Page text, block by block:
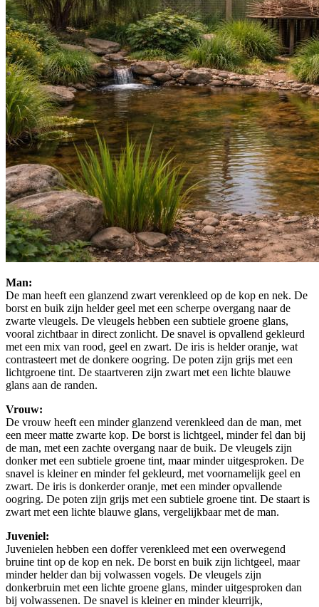
Man:
De man heeft een glanzend zwart verenkleed op de kop en nek. De
borst en buik zijn helder geel met een scherpe overgang naar de
zwarte vleugels. De vleugels hebben een subtiele groene glans,
vooral zichtbaar in direct zonlicht. De snavel is opvallend gekleurd
met een mix van rood, geel en zwart. De iris is helder oranje, wat
contrasteert met de donkere oogring. De poten zijn grijs met een
lichtgroene tint. De staartveren zijn zwart met een lichte blauwe
glans aan de randen.
Vrouw:
De vrouw heeft een minder glanzend verenkleed dan de man, met
een meer matte zwarte kop. De borst is lichtgeel, minder fel dan bij
de man, met een zachte overgang naar de buik. De vleugels zijn
donker met een subtiele groene tint, maar minder uitgesproken. De
snavel is kleiner en minder fel gekleurd, met voornamelijk geel en
zwart. De iris is donkerder oranje, met een minder opvallende
oogring. De poten zijn grijs met een subtiele groene tint. De staart is
zwart met een lichte blauwe glans, vergelijkbaar met de man.
Juveniel:
Juvenielen hebben een doffer verenkleed met een overwegend
bruine tint op de kop en nek. De borst en buik zijn lichtgeel, maar
minder helder dan bij volwassen vogels. De vleugels zijn
donkerbruin met een lichte groene glans, minder uitgesproken dan
bij volwassenen. De snavel is kleiner en minder kleurrijk,